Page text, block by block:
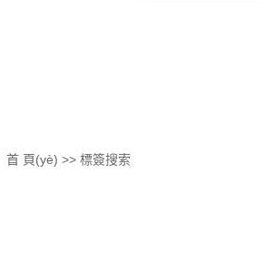
首 頁(yè) >> 標簽搜索